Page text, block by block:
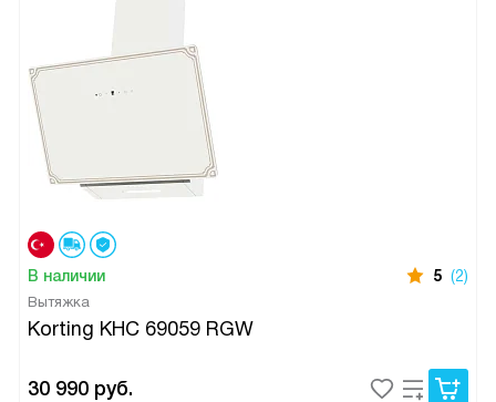
В наличии 5 (2)
Вытяжка
Korting KHC 69059 RGW
30 990 руб.